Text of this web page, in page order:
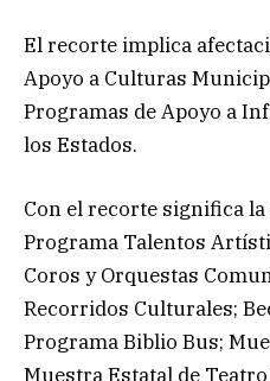
El recorte implica
Apoyo a Culturas
Programas de Apoyo a
los Estados.
Con el recorte significa
Programa Talentos
Coros y Orquestas
Recorridos Culturales;
Programa Biblio Bus;
Muestra Estatal de